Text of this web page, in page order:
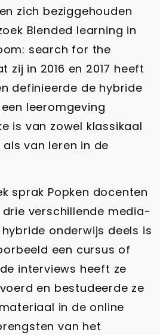
zich beziggehouden
Blended learning in
search for the
zij in 2016 en 2017 heeft
definieerde de hybride
leeromgeving
is van zowel klassikaal
van leren in de
sprak Popken docenten
verschillende media-
onderwijs deels is
een cursus of
interviews heeft ze
en bestudeerde ze
in de online
van het